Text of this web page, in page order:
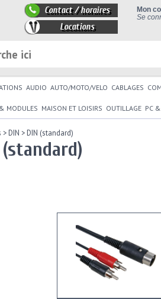
Mon
Se
Contact / horaires
Locations
AUDIO AUTO/MOTO/VELO CABLAGES
MODULES MAISON ET LOISIRS OUTILLAGE PC
>DIN >DIN (standard)
(standard)